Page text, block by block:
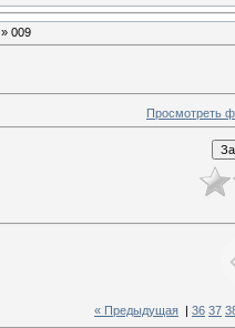
» 009
Просмотреть
« Предыдущая 36 37